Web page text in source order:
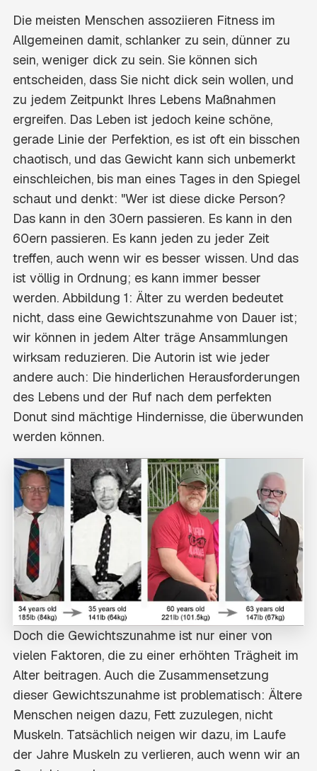
Die meisten Menschen assoziieren Fitness im
Allgemeinen damit, schlanker zu sein, dünner zu
sein, weniger dick zu sein. Sie können sich
entscheiden, dass Sie nicht dick sein wollen, und
zu jedem Zeitpunkt Ihres Lebens Maßnahmen
ergreifen. Das Leben ist jedoch keine schöne,
gerade Linie der Perfektion, es ist oft ein bisschen
chaotisch, und das Gewicht kann sich unbemerkt
einschleichen, bis man eines Tages in den Spiegel
schaut und denkt: "Wer ist diese dicke Person?
Das kann in den 30ern passieren. Es kann in den
60ern passieren. Es kann jeden zu jeder Zeit
treffen, auch wenn wir es besser wissen. Und das
ist völlig in Ordnung; es kann immer besser
werden. Abbildung 1: Älter zu werden bedeutet
nicht, dass eine Gewichtszunahme von Dauer ist;
wir können in jedem Alter träge Ansammlungen
wirksam reduzieren. Die Autorin ist wie jeder
andere auch: Die hinderlichen Herausforderungen
des Lebens und der Ruf nach dem perfekten
Donut sind mächtige Hindernisse, die überwunden
werden können.
Doch die Gewichtszunahme ist nur einer von
vielen Faktoren, die zu einer erhöhten Trägheit im
Alter beitragen. Auch die Zusammensetzung
dieser Gewichtszunahme ist problematisch: Ältere
Menschen neigen dazu, Fett zuzulegen, nicht
Muskeln. Tatsächlich neigen wir dazu, im Laufe
der Jahre Muskeln zu verlieren, auch wenn wir an